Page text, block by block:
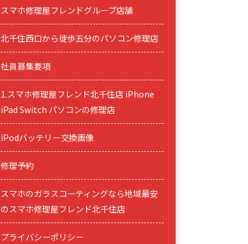
スマホ修理屋フレンドグループ店舗
北千住西口から徒歩五分のパソコン修理店
社員募集要項
1.スマホ修理屋フレンド北千住店 iPhone
iPad Switch パソコンの修理店
iPodバッテリー交換画像
修理予約
スマホのガラスコーティングなら地域最安
のスマホ修理屋フレンド北千住店
プライバシーポリシー